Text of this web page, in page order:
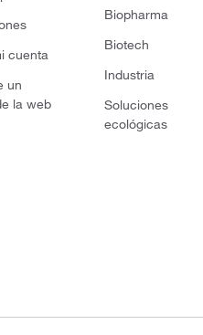
cuenta
un
la web
Biopharma
Biotech
Industria
Soluciones
ecológicas